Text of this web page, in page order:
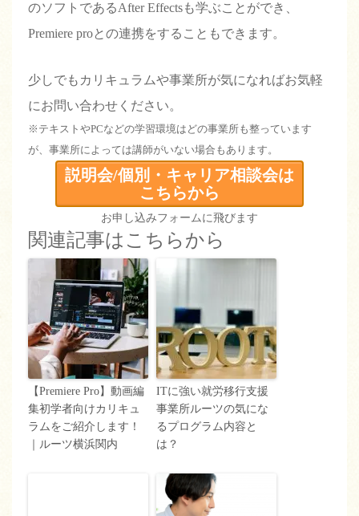
のソフトであるAfter Effectsも学ぶことができ、
Premiere proとの連携をすることもできます。
少しでもカリキュラムや事業所が気になればお気軽
にお問い合わせください。
※テキストやPCなどの学習環境はどの事業所も整っています
が、事業所によっては講師がいない場合もあります。
説明会/個別・キャリア相談会は
こちらから
お申し込みフォームに飛びます
関連記事はこちらから
【Premiere Pro】動画編
集初学者向けカリキュ
ラムをご紹介します！
｜ルーツ横浜関内
ITに強い就労移行支援
事業所ルーツの気にな
るプログラム内容と
は？